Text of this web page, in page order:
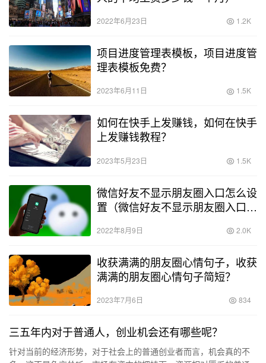
2022年6月23日 1.2K
项目进度管理表模板，项目进度管
理表模板免费？
2023年6月11日 1.5K
如何在快手上发赚钱，如何在快手
上发赚钱教程？
2023年5月23日 1.5K
微信好友不显示朋友圈入口怎么设
置（微信好友不显示朋友圈入口是
2022年8月9日 2.0K
收获满满的朋友圈心情句子，收获
满满的朋友圈心情句子简短？
2023年7月6日 834
三五年内对于普通人，创业机会还有哪些呢？
针对当前的经济形势，对于社会上的普通创业者而言，机会真的不